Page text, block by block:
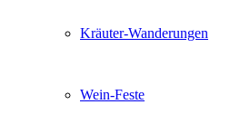
Kräuter-Wanderungen
Wein-Feste